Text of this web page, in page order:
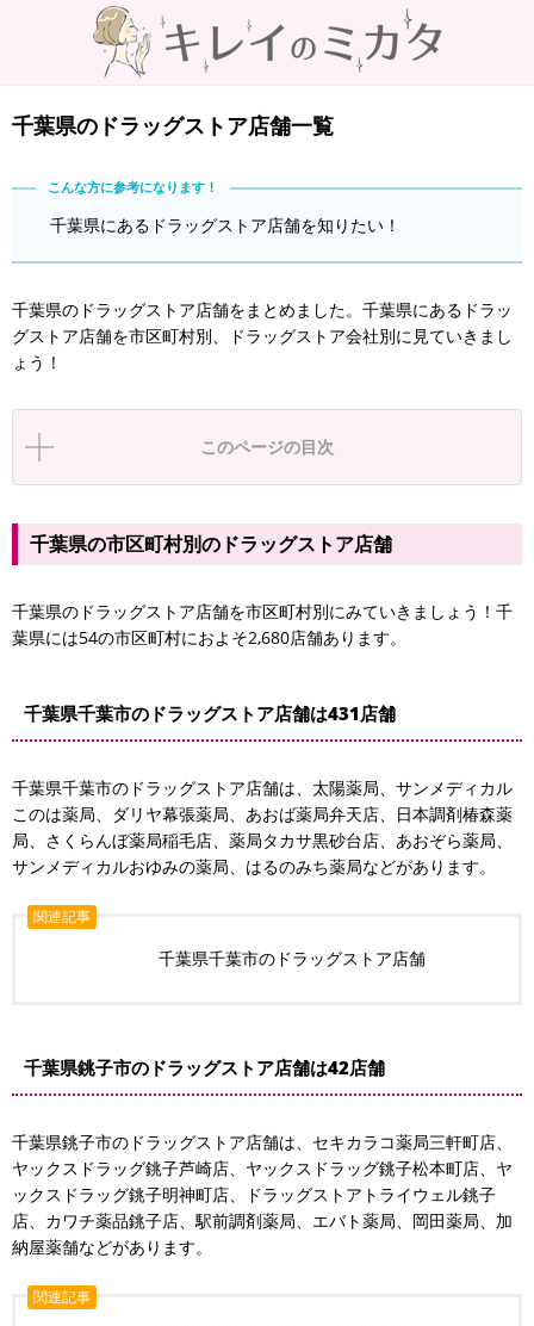
千葉県のドラッグストア店舗一覧
千葉県にあるドラッグストア店舗を知りたい！
千葉県のドラッグストア店舗をまとめました。千葉県にあるドラッ
グストア店舗を市区町村別、ドラッグストア会社別に見ていきまし
ょう！
このページの目次
千葉県の市区町村別のドラッグストア店舗
千葉県のドラッグストア店舗を市区町村別にみていきましょう！千
葉県には54の市区町村におよそ2,680店舗あります。
千葉県千葉市のドラッグストア店舗は431店舗
千葉県千葉市のドラッグストア店舗は、太陽薬局、サンメディカル
このは薬局、ダリヤ幕張薬局、あおば薬局弁天店、日本調剤椿森薬
局、さくらんぼ薬局稲毛店、薬局タカサ黒砂台店、あおぞら薬局、
サンメディカルおゆみの薬局、はるのみち薬局などがあります。
関連記事
千葉県千葉市のドラッグストア店舗
千葉県銚子市のドラッグストア店舗は42店舗
千葉県銚子市のドラッグストア店舗は、セキカラコ薬局三軒町店、
ヤックスドラッグ銚子芦崎店、ヤックスドラッグ銚子松本町店、ヤ
ックスドラッグ銚子明神町店、ドラッグストアトライウェル銚子
店、カワチ薬品銚子店、駅前調剤薬局、エバト薬局、岡田薬局、加
納屋薬舗などがあります。
関連記事